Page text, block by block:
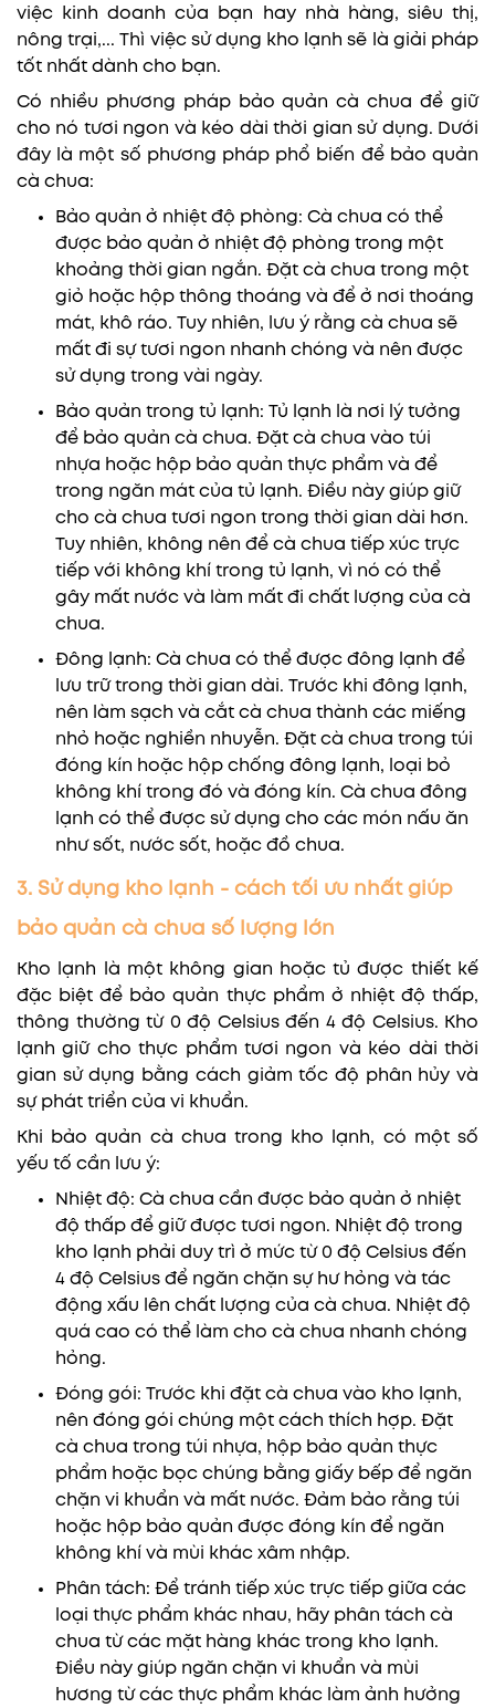
việc kinh doanh của bạn hay nhà hàng, siêu thị,
nông trại,... Thì việc sử dụng kho lạnh sẽ là giải pháp
tốt nhất dành cho bạn.
Có nhiều phương pháp bảo quản cà chua để giữ
cho nó tươi ngon và kéo dài thời gian sử dụng. Dưới
đây là một số phương pháp phổ biến để bảo quản
cà chua:
Bảo quản ở nhiệt độ phòng: Cà chua có thể
được bảo quản ở nhiệt độ phòng trong một
khoảng thời gian ngắn. Đặt cà chua trong một
giỏ hoặc hộp thông thoáng và để ở nơi thoáng
mát, khô ráo. Tuy nhiên, lưu ý rằng cà chua sẽ
mất đi sự tươi ngon nhanh chóng và nên được
sử dụng trong vài ngày.
Bảo quản trong tủ lạnh: Tủ lạnh là nơi lý tưởng
để bảo quản cà chua. Đặt cà chua vào túi
nhựa hoặc hộp bảo quản thực phẩm và để
trong ngăn mát của tủ lạnh. Điều này giúp giữ
cho cà chua tươi ngon trong thời gian dài hơn.
Tuy nhiên, không nên để cà chua tiếp xúc trực
tiếp với không khí trong tủ lạnh, vì nó có thể
gây mất nước và làm mất đi chất lượng của cà
chua.
Đông lạnh: Cà chua có thể được đông lạnh để
lưu trữ trong thời gian dài. Trước khi đông lạnh,
nên làm sạch và cắt cà chua thành các miếng
nhỏ hoặc nghiền nhuyễn. Đặt cà chua trong túi
đóng kín hoặc hộp chống đông lạnh, loại bỏ
không khí trong đó và đóng kín. Cà chua đông
lạnh có thể được sử dụng cho các món nấu ăn
như sốt, nước sốt, hoặc đồ chua.
3. Sử dụng kho lạnh - cách tối ưu nhất giúp
bảo quản cà chua số lượng lớn
Kho lạnh là một không gian hoặc tủ được thiết kế
đặc biệt để bảo quản thực phẩm ở nhiệt độ thấp,
thông thường từ 0 độ Celsius đến 4 độ Celsius. Kho
lạnh giữ cho thực phẩm tươi ngon và kéo dài thời
gian sử dụng bằng cách giảm tốc độ phân hủy và
sự phát triển của vi khuẩn.
Khi bảo quản cà chua trong kho lạnh, có một số
yếu tố cần lưu ý:
Nhiệt độ: Cà chua cần được bảo quản ở nhiệt
độ thấp để giữ được tươi ngon. Nhiệt độ trong
kho lạnh phải duy trì ở mức từ 0 độ Celsius đến
4 độ Celsius để ngăn chặn sự hư hỏng và tác
động xấu lên chất lượng của cà chua. Nhiệt độ
quá cao có thể làm cho cà chua nhanh chóng
hỏng.
Đóng gói: Trước khi đặt cà chua vào kho lạnh,
nên đóng gói chúng một cách thích hợp. Đặt
cà chua trong túi nhựa, hộp bảo quản thực
phẩm hoặc bọc chúng bằng giấy bếp để ngăn
chặn vi khuẩn và mất nước. Đảm bảo rằng túi
hoặc hộp bảo quản được đóng kín để ngăn
không khí và mùi khác xâm nhập.
Phân tách: Để tránh tiếp xúc trực tiếp giữa các
loại thực phẩm khác nhau, hãy phân tách cà
chua từ các mặt hàng khác trong kho lạnh.
Điều này giúp ngăn chặn vi khuẩn và mùi
hương từ các thực phẩm khác làm ảnh hưởng